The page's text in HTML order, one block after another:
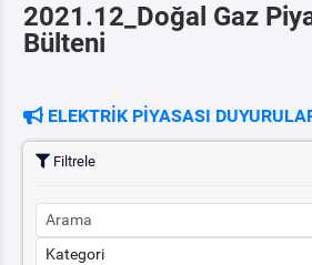
ÖRNEK FİNANS BELGELERİ
PİYASAKAYITSÜRECİ
SERBEST TÜKETİCİ
2021.12_Doğal Gaz
Bülteni
ELEKTRİK PİYASASI
Filtrele